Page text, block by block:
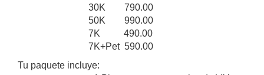
30K 790.00
50K 990.00
7K 490.00
7K+Pet 590.00
Tu paquete incluye: